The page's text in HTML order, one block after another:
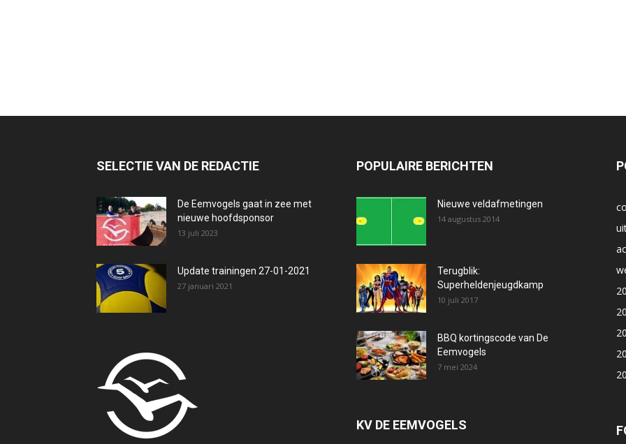
SELECTIE VAN DE REDACTIE
De Eemvogels gaat in zee met
nieuwe hoofdsponsor
13 juli 2023
Update trainingen 27-01-2021
27 januari 2021
POPULAIRE BERICHTEN
Nieuwe veldafmetingen
14 augustus 2014
Terugblik:
Superheldenjeugdkamp
10 juli 2017
BBQ kortingscode van De
Eemvogels
7 mei 2024
KV DE EEMVOGELS